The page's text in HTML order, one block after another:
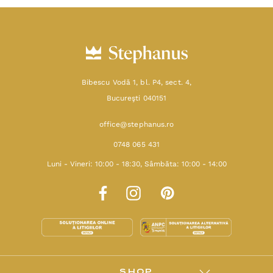
Bibescu Vodă 1, bl. P4, sect. 4,
Bucureşti 040151
office@stephanus.ro
0748 065 431
Luni - Vineri: 10:00 - 18:30, Sâmbăta: 10:00 - 14:00